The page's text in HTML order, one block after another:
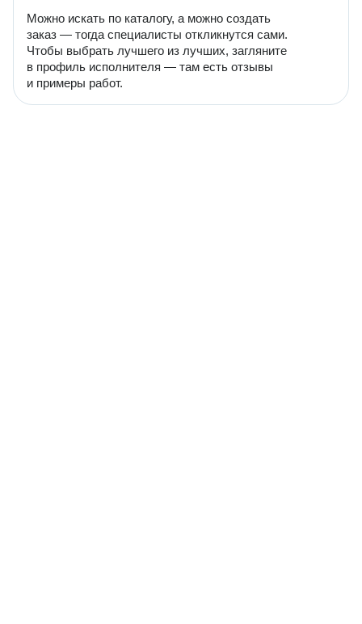
Можно искать по каталогу, а можно создать
заказ — тогда специалисты откликнутся сами.
Чтобы выбрать лучшего из лучших, загляните
в профиль исполнителя — там есть отзывы
и примеры работ.